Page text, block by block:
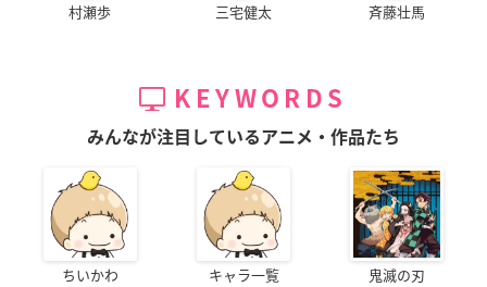
村瀬歩 三宅健太 斉藤壮馬
KEYWORDS
みんなが注目しているアニメ・作品たち
ちいかわ キャラ一覧 鬼滅の刃